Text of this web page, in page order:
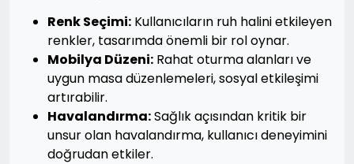
Renk Seçimi: Kullanıcıların ruh halini etkileyen
renkler, tasarımda önemli bir rol oynar.
Mobilya Düzeni: Rahat oturma alanları ve
uygun masa düzenlemeleri, sosyal etkileşimi
artırabilir.
Havalandırma:Sağlık açısından kritik bir
unsur olan havalandırma, kullanıcı deneyimini
doğrudan etkiler.